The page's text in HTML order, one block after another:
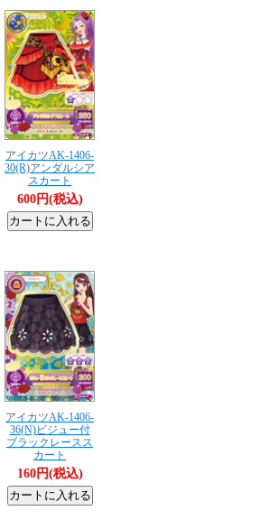
アイカツAK-1406-
30(R)アンダルシア
スカート
600円(税込)
アイカツAK-1406-
36(N)ビジュー付
ブラックレースス
カート
160円(税込)